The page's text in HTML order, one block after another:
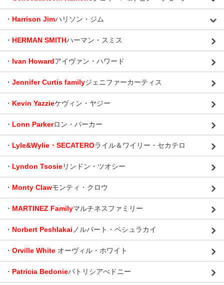
・ Harrison Jimハリソン・ジム
・ HERMAN SMITHハーマン・スミス
・ Ivan Howardアイヴァン・ハワード
・ Jennifer Curtis familyジェニファーカーティス
・ Kevin Yazzieケヴィン・ヤジー
・ Lonn Parkerロン・パーカー
・ Lyle&Wylie・SECATEROライル＆ワイリー・セカテロ
・ Lyndon Tsosieリンドン・ツオシー
・ Monty Clawモンティ・クロウ
・ MARTINEZ Familyマルチネスファミリー
・ Norbert Peshlakai ノルバート・ペシュラカイ
・ Orville White オーヴィル・ホワイト
・ Patricia Bedonieパトリシアべドニー